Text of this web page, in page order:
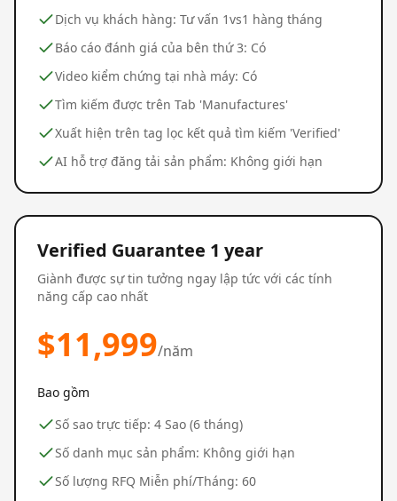
Dịch vụ khách hàng: Tư vấn 1vs1 hàng tháng
Báo cáo đánh giá của bên thứ 3: Có
Video kiểm chứng tại nhà máy: Có
Tìm kiếm được trên Tab 'Manufactures'
Xuất hiện trên tag lọc kết quả tìm kiếm 'Verified'
AI hỗ trợ đăng tải sản phẩm: Không giới hạn
Verified Guarantee 1 year
Giành được sự tin tưởng ngay lập tức với các tính
năng cấp cao nhất
$11,999/năm
Bao gồm
Số sao trực tiếp: 4 Sao (6 tháng)
Số danh mục sản phẩm: Không giới hạn
Số lượng RFQ Miễn phí/Tháng: 60